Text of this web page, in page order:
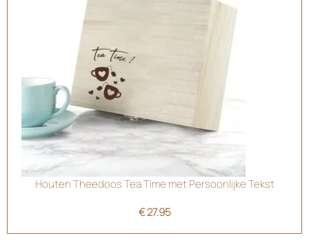
Houten Theedoos Tea Time met Persoonlijke Tekst
€27.95